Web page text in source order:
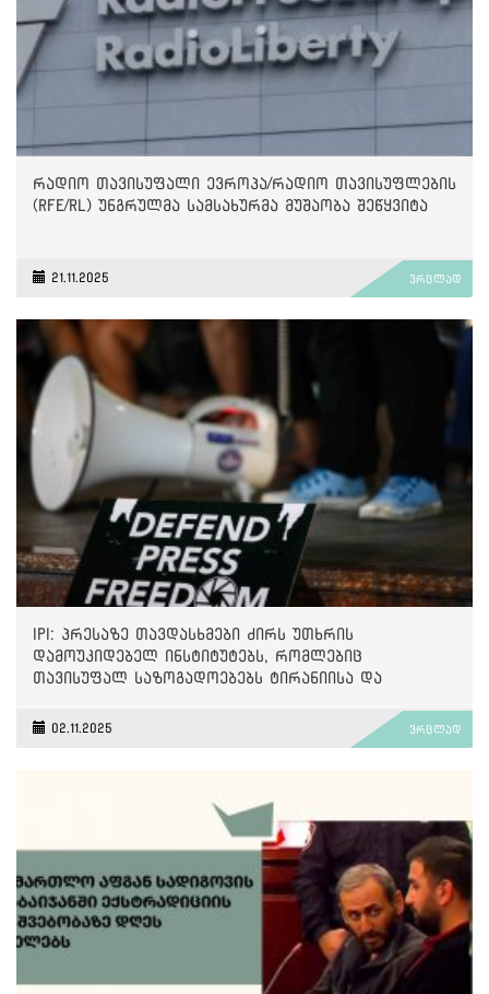
რადიო თავისუფალი ევროპა/რადიო თავისუფლების
(RFE/RL) უნგრულმა სამსახურმა მუშაობა შეწყვიტა
21.11.2025 ვრცლად
IPI: პრესაზე თავდასხმები ძირს უთხრის
დამოუკიდებელ ინსტიტუტებს, რომლებიც
თავისუფალ საზოგადოებებს ტირანიისა და
02.11.2025 ვრცლად